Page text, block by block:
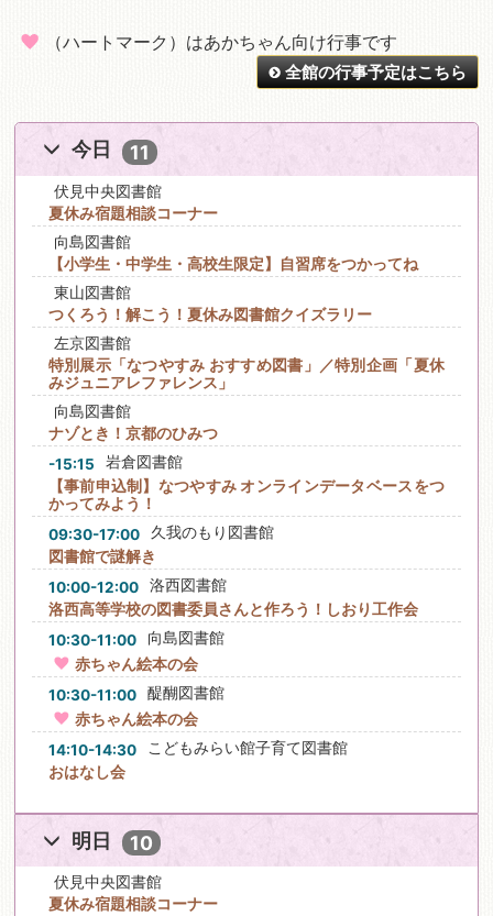
（ハートマーク）はあかちゃん向け行事です
全館の行事予定はこちら
今日 11
伏見中央図書館
夏休み宿題相談コーナー
向島図書館
【小学生・中学生・高校生限定】自習席をつかってね
東山図書館
つくろう！解こう！夏休み図書館クイズラリー
左京図書館
特別展示「なつやすみ おすすめ図書」／特別企画「夏休
みジュニアレファレンス」
向島図書館
ナゾとき！京都のひみつ
-15:15 岩倉図書館
【事前申込制】なつやすみ オンラインデータベースをつ
かってみよう！
09:30-17:00 久我のもり図書館
図書館で謎解き
10:00-12:00 洛西図書館
洛西高等学校の図書委員さんと作ろう！しおり工作会
10:30-11:00 向島図書館
赤ちゃん絵本の会
10:30-11:00 醍醐図書館
赤ちゃん絵本の会
14:10-14:30 こどもみらい館子育て図書館
おはなし会
明日 10
伏見中央図書館
夏休み宿題相談コーナー